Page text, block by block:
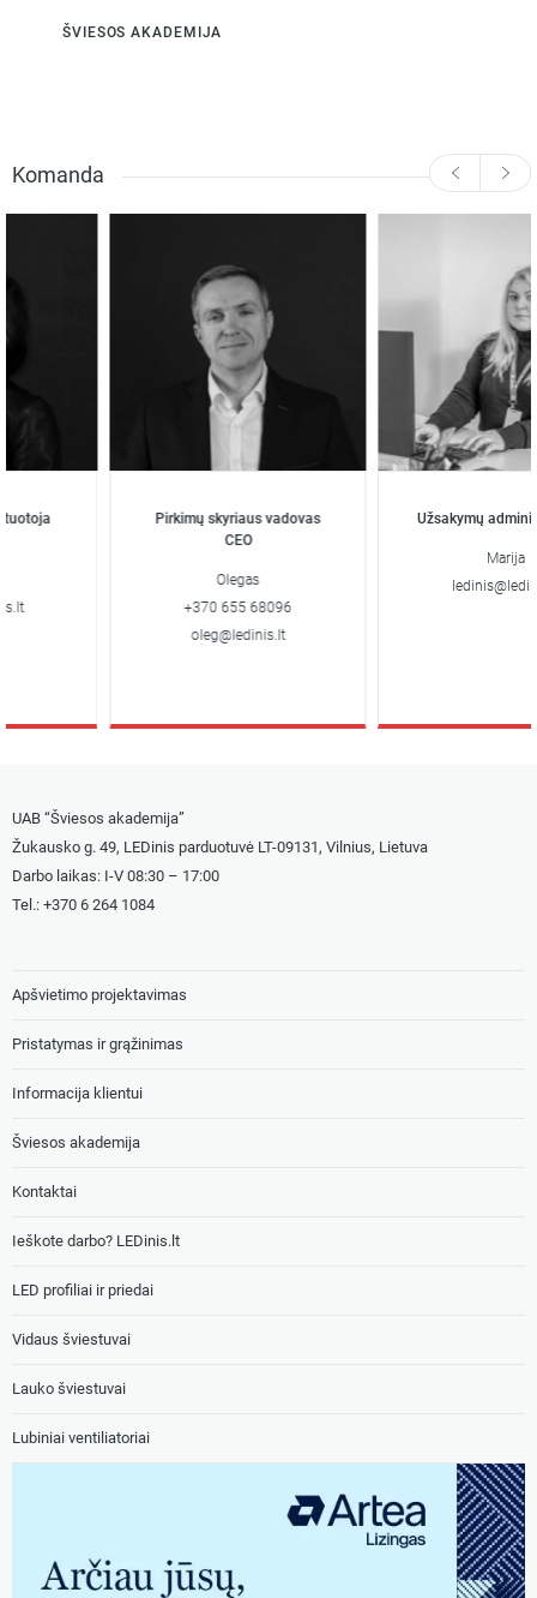
ŠVIESOS AKADEMIJA
Komanda
Pirkimų skyriaus vadovas
CEO
Olegas
+370 655 68096
oleg@ledinis.lt
Užsakymų
Marija
UAB “Šviesos akademija”
Žukausko g. 49, LEDinis parduotuvė LT-09131, Vilnius, Lietuva
Darbo laikas: I-V 08:30 – 17:00
Tel.: +370 6 264 1084
Apšvietimo projektavimas
Pristatymas ir grąžinimas
Informacija klientui
Šviesos akademija
Kontaktai
Ieškote darbo? LEDinis.lt
LED profiliai ir priedai
Vidaus šviestuvai
Lauko šviestuvai
Lubiniai ventiliatoriai